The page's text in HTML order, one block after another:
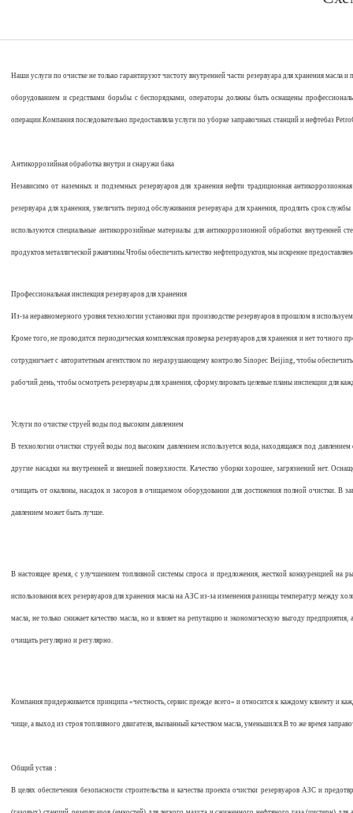
Наши услуги по очистке не только гарантируют чистоту внутренней части резервуара для хранения
оборудованием и средствами борьбы с беспорядками, операторы должны быть оснащены
операции.Компания последовательно предоставляла услуги по уборке заправочных станций и нефтебаз
Антикоррозийная обработка внутри и снаружи бака
Независимо от наземных и подземных резервуаров для хранения нефти традиционная
резервуара для хранения, увеличить период обслуживания резервуара для хранения, продлить срок
используются специальные антикоррозийные материалы для антикоррозионной обработки внутренней
продуктов металлической ржавчины.Чтобы обеспечить качество нефтепродуктов, мы искренне
Профессиональная инспекция резервуаров для хранения
Из-за неравномерного уровня технологии установки при производстве резервуаров в прошлом в
Кроме того, не проводится периодическая комплексная проверка резервуаров для хранения и нет точного
сотрудничает с авторитетным агентством по неразрушающему контролю Sinopec Beijing, чтобы
рабочий день, чтобы осмотреть резервуары для хранения, сформулировать целевые планы инспекции для
Услуги по очистке струей воды под высоким давлением
В технологии очистки струей воды под высоким давлением используется вода, находящаяся под
другие насадки на внутренней и внешней поверхности. Качество уборки хорошее, загрязнений нет.
очищать от окалины, насадок и засоров в очищаемом оборудовании для достижения полной очистки. В
давлением может быть лучше.
В настоящее время, с улучшением топливной системы спроса и предложения, жесткой конкуренцией на
использования всех резервуаров для хранения масла на АЗС из-за изменения разницы температур между
масла, не только снижает качество масла, но и влияет на репутацию и экономическую выгоду
очищать регулярно и регулярно.
Компания придерживается принципа «честность, сервис прежде всего» и относится к каждому клиенту и
чище, а выход из строя топливного двигателя, вызванный качеством масла, уменьшился.В то же время
Общий устав ：
В целях обеспечения безопасности строительства и качества проекта очистки резервуаров АЗС и